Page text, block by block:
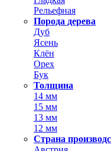
Рельефная
Порода дерева
Дуб
Ясень
Клён
Орех
Бук
Толщина
14 мм
15 мм
13 мм
12 мм
Страна